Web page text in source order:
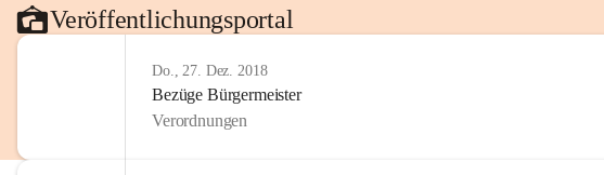
Veröffentlichungsportal
Do., 27. Dez. 2018
Bezüge Bürgermeister
Verordnungen